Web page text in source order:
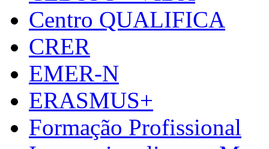
Centro QUALIFICA
CRER
EMER-N
ERASMUS+
Formação Profissional